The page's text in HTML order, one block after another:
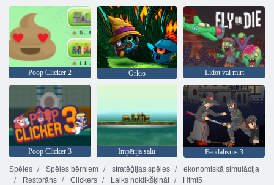
Poop Clicker 2 Orkio Lidot vai mirt
Poop Clicker 3 Impērija salu
Feodālisms 3
Spēles
Spēles bērniem stratēģijas spēles
ekonomiskā simulācija
Restorāns
Clickers Laiks noklikšķināt Html5